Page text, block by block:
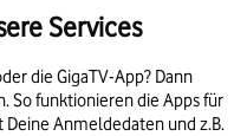
Services
die GigaTV-App? Dann
So funktionieren die Apps für
Deine Anmeldedaten und z.B.